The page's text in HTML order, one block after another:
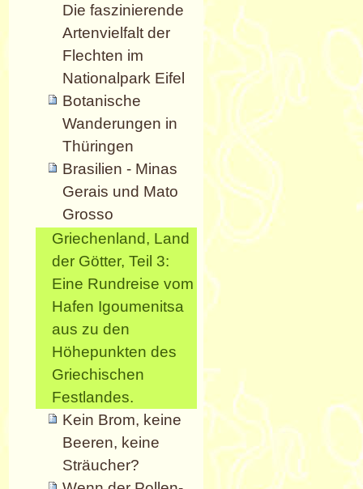
Die faszinierende
Artenvielfalt der
Flechten im
Nationalpark Eifel
Botanische
Wanderungen in
Thüringen
Brasilien - Minas
Gerais und Mato
Grosso
Griechenland, Land
der Götter, Teil 3:
Eine Rundreise vom
Hafen Igoumenitsa
aus zu den
Höhepunkten des
Griechischen
Festlandes.
Kein Brom, keine
Beeren, keine
Sträucher?